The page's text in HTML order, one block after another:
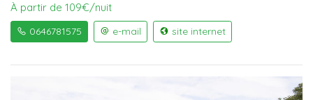
À partir de 109€/nuit
0646781575 e-mail site internet